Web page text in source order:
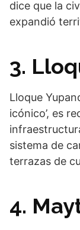
dice que la
expandió
3.
Lloque
icónico’, es
sistema de
terrazas de
4.